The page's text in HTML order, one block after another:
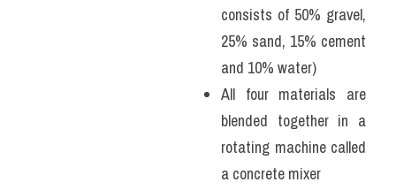
consists of 50% gravel,
25% sand, 15% cement
and 10% water)
All four materials are
blended together in a
rotating machine called
a concrete mixer